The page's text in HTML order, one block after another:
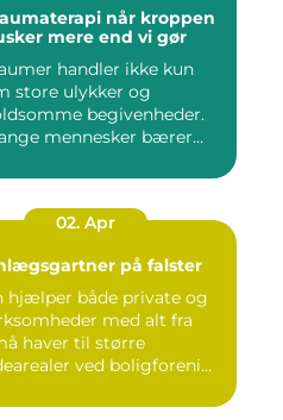
når kroppen
mere end vi gør
handler ikke kun
store ulykker og
begivenheder.
mennesker bærer
02. Apr
på falster
og
med alt fra
haver til større
ved boligforeni...